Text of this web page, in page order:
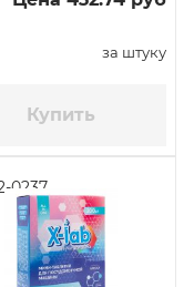
за штуку
Купить
0237